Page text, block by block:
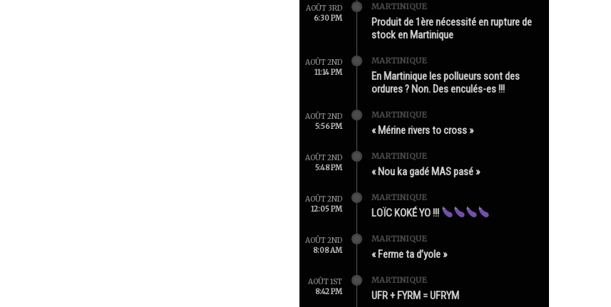
AOÛT 3RD
6:30 PM
MARTINIQUE
Produit de 1ère nécessité en rupture de
stock en Martinique
AOÛT 2ND
11:14 PM
MARTINIQUE
En Martinique les pollueurs sont des
ordures ? Non. Des enculés-es !!!
AOÛT 2ND
5:56 PM
MARTINIQUE
« Mérine rivers to cross »
AOÛT 2ND
5:48 PM
MARTINIQUE
« Nou ka gadé MAS pasé »
AOÛT 2ND
12:05 PM
MARTINIQUE
LOÏC KOKÉ YO !!!
AOÛT 2ND
8:08 AM
MARTINIQUE
« Ferme ta d’yole »
AOÛT 1ST
8:42 PM
MARTINIQUE
UFR + FYRM = UFRYM